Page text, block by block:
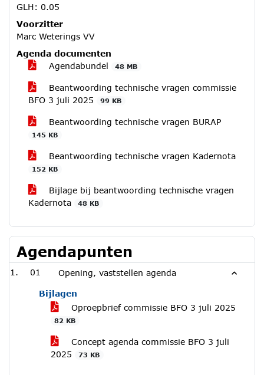
GLH: 0.05
Voorzitter
Marc Weterings VV
Agenda documenten
Agendabundel
48 MB
Beantwoording technische vragen commissie
BFO 3 juli 2025
99 KB
Beantwoording technische vragen BURAP
145 KB
Beantwoording technische vragen Kadernota
152 KB
Bijlage bij beantwoording technische vragen
Kadernota
48 KB
Agendapunten
01 Opening, vaststellen agenda
Bijlagen
Oproepbrief commissie BFO 3 juli 2025
82 KB
Concept agenda commissie BFO 3 juli
2025
73 KB